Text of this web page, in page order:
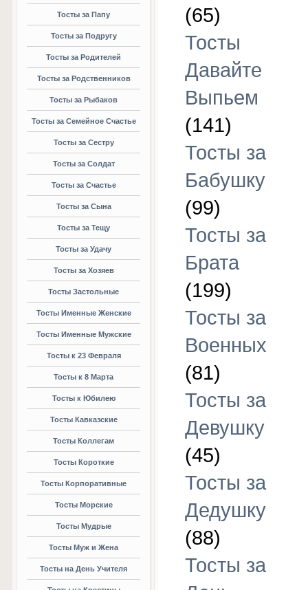
Тосты за Папу
Тосты за Подругу
Тосты за Родителей
Тосты за Родственников
Тосты за Рыбаков
Тосты за Семейное Счастье
Тосты за Сестру
Тосты за Солдат
Тосты за Счастье
Тосты за Сына
Тосты за Тещу
Тосты за Удачу
Тосты за Хозяев
Тосты Застольные
Тосты Именные Женские
Тосты Именные Мужские
Тосты к 23 Февраля
Тосты к 8 Марта
Тосты к Юбилею
Тосты Кавказские
Тосты Коллегам
Тосты Короткие
Тосты Корпоративные
Тосты Морские
Тосты Мудрые
Тосты Муж и Жена
Тосты на День Учителя
(65)
Тосты
Давайте
Выпьем
(141)
Тосты за
Бабушку
(99)
Тосты за
Брата
(199)
Тосты за
Военных
(81)
Тосты за
Девушку
(45)
Тосты за
Дедушку
(88)
Тосты за